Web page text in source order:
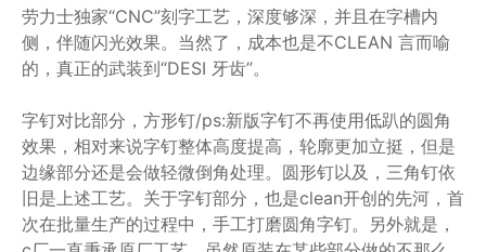
劳力士独家“CNC”刻字工艺，深度够深，并且在字槽内
侧，伴随闪光效果。当然了，成本也是不CLEAN 言而喻
的，真正的武装到“DESI 牙齿”。
字钉对比部分，方形钉/ps:新版字钉不再使用低趴的圆角
效果，相对来说字钉整体高度提高，轮廓更加立挺，但是
边缘部分还是会做轻微倒角处理。圆形钉以及，三角钉依
旧是上述工艺。关于字钉部分，也是clean开创的先河，首
次在批量生产的过程中，手工打磨圆角字钉。另外就是，